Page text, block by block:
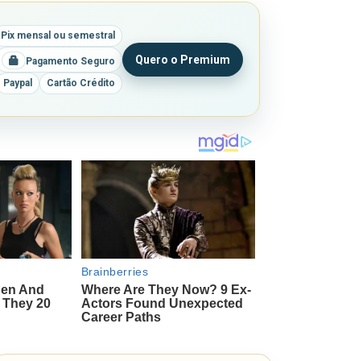
Pix mensal ou semestral
Pagamento Seguro
Paypal
Cartão Crédito
Quero o Premium